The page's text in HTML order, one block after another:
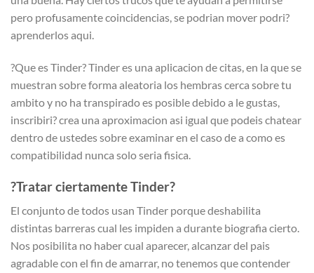
pero profusamente coincidencias, se podri­an mover podri?
aprenderlos aqui.
?Que es Tinder? Tinder es una aplicacion de citas, en la que se
muestran sobre forma aleatoria los hembras cerca sobre tu
ambito y no ha transpirado es posible debido a le gustas,
inscribiri? crea una aproximacion asi­ igual que podeis chatear
dentro de ustedes sobre examinar en el caso de a como es
compatibilidad nunca solo seri­a fisica.
?Tratar ciertamente Tinder?
El conjunto de todos usan Tinder porque deshabilita
distintas barreras cual les impiden a durante biografia cierto.
Nos posibilita no haber cual aparecer, alcanzar del pais
agradable con el fin de amarrar, no tenemos que contender